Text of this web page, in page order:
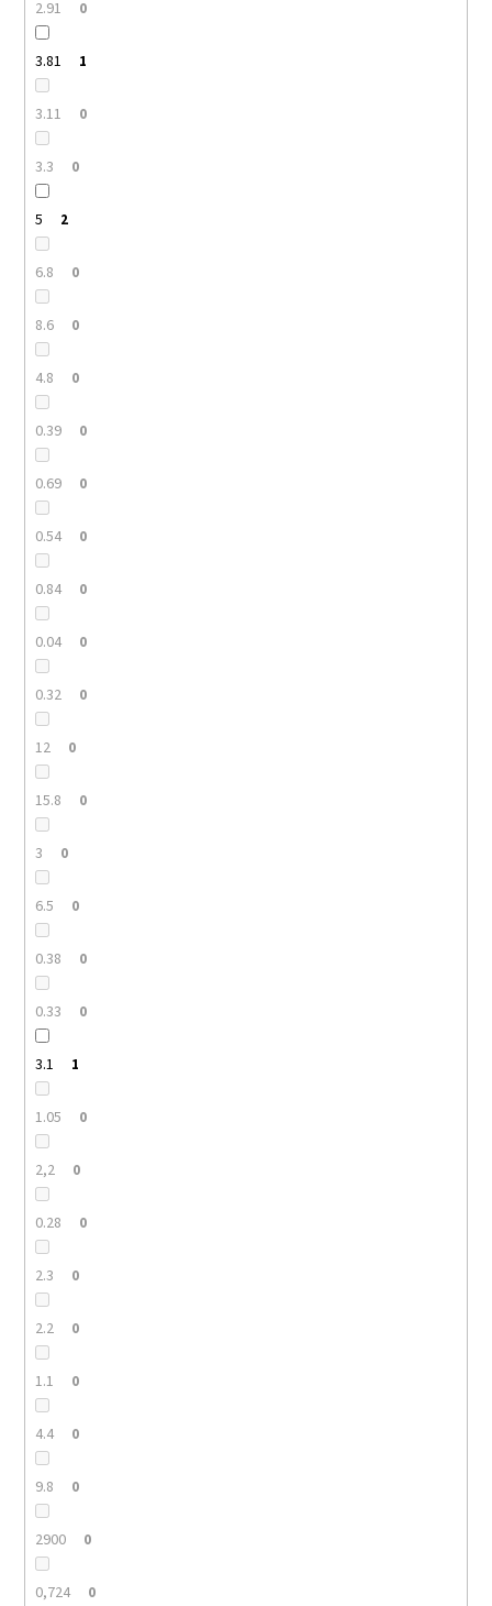
2.91 0
3.81 1
3.11 0
3.3 0
5 2
6.8 0
8.6 0
4.8 0
0.39 0
0.69 0
0.54 0
0.84 0
0.04 0
0.32 0
12 0
15.8 0
3 0
6.5 0
0.38 0
0.33 0
3.1 1
1.05 0
2,2 0
0.28 0
2.3 0
2.2 0
1.1 0
4.4 0
9.8 0
2900 0
0,724 0